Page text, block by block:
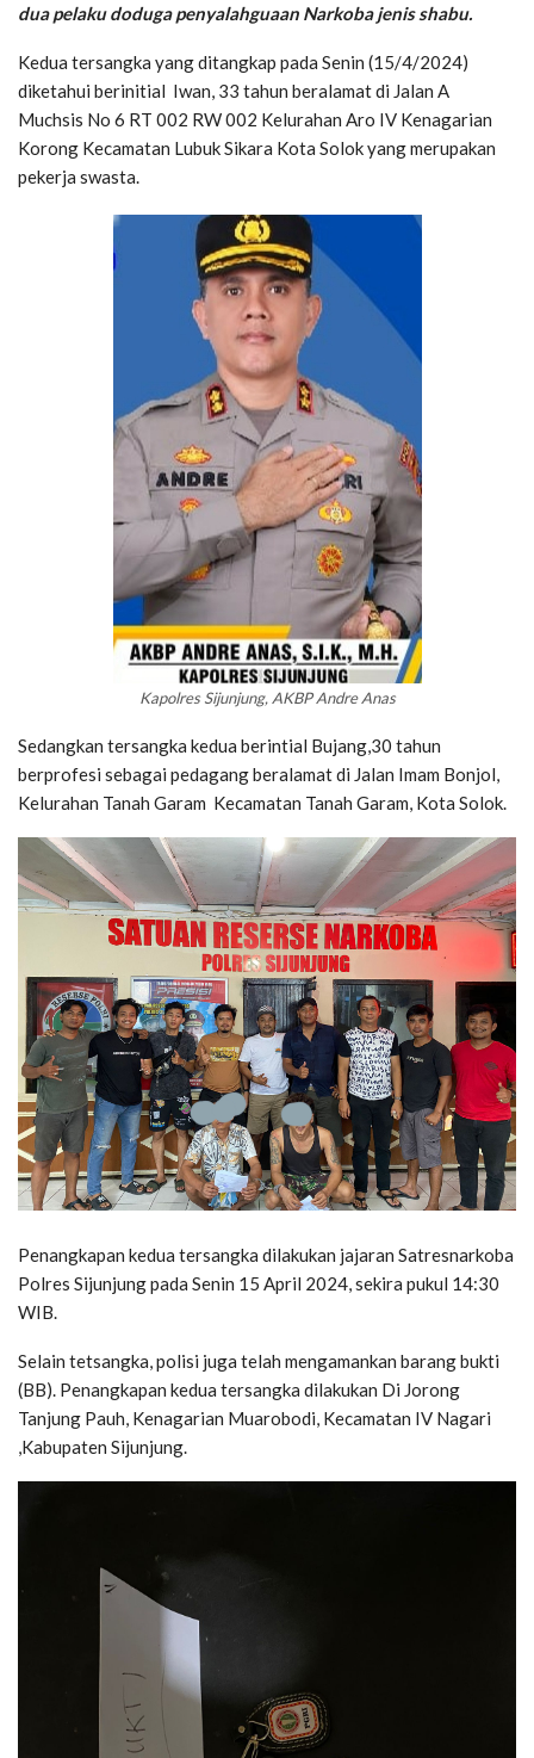
dua pelaku doduga penyalahguaan Narkoba jenis shabu.
Kedua tersangka yang ditangkap pada Senin (15/4/2024)
diketahui berinitial Iwan, 33 tahun beralamat di Jalan A
Muchsis No 6 RT 002 RW 002 Kelurahan Aro IV Kenagarian
Korong Kecamatan Lubuk Sikara Kota Solok yang merupakan
pekerja swasta.
Kapolres Sijunjung, AKBP Andre Anas
Sedangkan tersangka kedua berintial Bujang,30 tahun
berprofesi sebagai pedagang beralamat di Jalan Imam Bonjol,
Kelurahan Tanah Garam Kecamatan Tanah Garam, Kota Solok.
Penangkapan kedua tersangka dilakukan jajaran Satresnarkoba
Polres Sijunjung pada Senin 15 April 2024, sekira pukul 14:30
WIB.
Selain tetsangka, polisi juga telah mengamankan barang bukti
(BB). Penangkapan kedua tersangka dilakukan Di Jorong
Tanjung Pauh, Kenagarian Muarobodi, Kecamatan IV Nagari
,Kabupaten Sijunjung.